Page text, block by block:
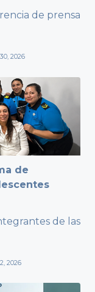
de prensa
2026
de
de las
2026